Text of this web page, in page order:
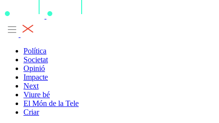
Política
Societat
Opinió
Impacte
Next
Viure bé
El Món de la Tele
Criar